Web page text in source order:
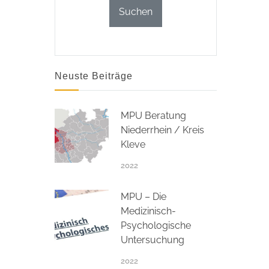
Neuste Beiträge
MPU Beratung
Niederrhein / Kreis
Kleve
2022
MPU – Die
Medizinisch-
Psychologische
Untersuchung
2022